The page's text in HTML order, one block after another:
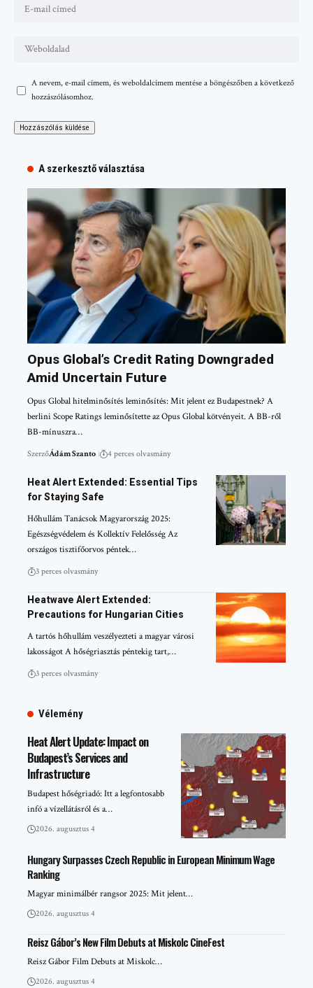
A nevem, e-mail címem, és weboldalcímem mentése a böngészőben a következő
hozzászólásomhoz.
A szerkesztő választása
Opus Global’s Credit Rating Downgraded
Amid Uncertain Future
Opus Global hitelminősítés leminősítés: Mit jelent ez Budapestnek? A
berlini Scope Ratings leminősítette az Opus Global kötvényeit. A BB-ről
BB-mínuszra…
SzerzőÁdám Szanto 4 perces olvasmány
Heat Alert Extended: Essential Tips
for Staying Safe
Hőhullám Tanácsok Magyarország 2025:
Egészségvédelem és Kollektív Felelősség Az
országos tisztifőorvos péntek…
3 perces olvasmány
Heatwave Alert Extended:
Precautions for Hungarian Cities
A tartós hőhullám veszélyezteti a magyar városi
lakosságot A hőségriasztás péntekig tart,…
3 perces olvasmány
Vélemény
Heat Alert Update: Impact on
Budapest’s Services and
Infrastructure
Budapest hőségriadó: Itt a legfontosabb
infó a vízellátásról és a…
2026. augusztus 4
Hungary Surpasses Czech Republic in European Minimum Wage
Ranking
Magyar minimálbér rangsor 2025: Mit jelent…
2026. augusztus 4
Reisz Gábor’s New Film Debuts at Miskolc CineFest
Reisz Gábor Film Debuts at Miskolc…
2026. augusztus 4